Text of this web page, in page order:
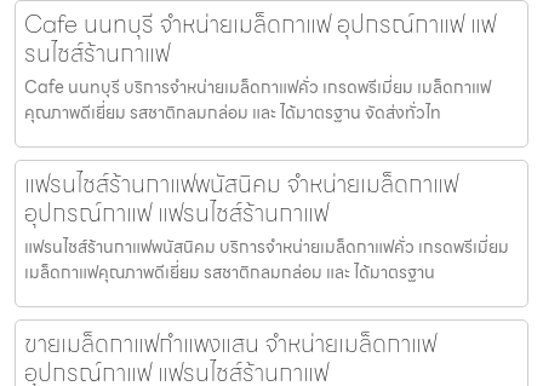
Cafe นนทบุรี จำหน่ายเมล็ดกาแฟ อุปกรณ์กาแฟ แฟ
รนไชส์ร้านกาแฟ
Cafe นนทบุรี บริการจำหน่ายเมล็ดกาแฟคั่ว เกรดพรีเมี่ยม เมล็ดกาแฟ
คุณภาพดีเยี่ยม รสชาติกลมกล่อม และ ได้มาตรฐาน จัดส่งทั่วไท
แฟรนไชส์ร้านกาแฟพนัสนิคม จำหน่ายเมล็ดกาแฟ
อุปกรณ์กาแฟ แฟรนไชส์ร้านกาแฟ
แฟรนไชส์ร้านกาแฟพนัสนิคม บริการจำหน่ายเมล็ดกาแฟคั่ว เกรดพรีเมี่ยม
เมล็ดกาแฟคุณภาพดีเยี่ยม รสชาติกลมกล่อม และ ได้มาตรฐาน
ขายเมล็ดกาแฟกำแพงแสน จำหน่ายเมล็ดกาแฟ
อุปกรณ์กาแฟ แฟรนไชส์ร้านกาแฟ